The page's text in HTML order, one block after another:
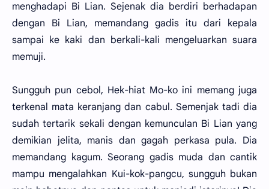
menghadapi Bi Lian. Sejenak dia berdiri berhadapan
dengan Bi Lian, memandang gadis itu dari kepala
sampai ke kaki dan berkali-kali mengeluarkan suara
memuji.
Sungguh pun cebol, Hek-hiat Mo-ko ini memang juga
terkenal mata keranjang dan cabul. Semenjak tadi dia
sudah tertarik sekali dengan kemunculan Bi Lian yang
demikian jelita, manis dan gagah perkasa pula. Dia
memandang kagum. Seorang gadis muda dan cantik
mampu mengalahkan Kui-kok-pangcu, sungguh bukan